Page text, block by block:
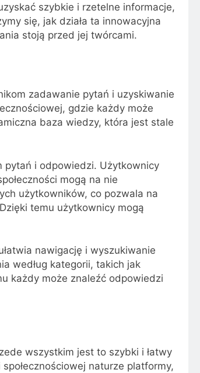
szybkie i rzetelne informacje,
się, jak działa ta innowacyjna
stoją przed jej twórcami.
zadawanie pytań i uzyskiwanie
gdzie każdy może
baza wiedzy, która jest stale
pytań i odpowiedzi. Użytkownicy
mogą na nie
użytkowników, co pozwala na
temu użytkownicy mogą
nawigację i wyszukiwanie
według kategorii, takich jak
każdy może znaleźć odpowiedzi
wszystkim jest to szybki i łatwy
naturze platformy,